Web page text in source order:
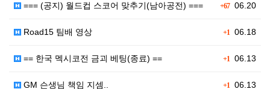
+6706.20
=== (공지) 월드컵 스코어 맞추기(남아공전) ===
+1 06.18
Road15 팀배 영상
+1 06.13
== 한국 멕시코전 금괴 베팅(종료) ==
+1 06.13
GM 슨생님 책임 지셈..